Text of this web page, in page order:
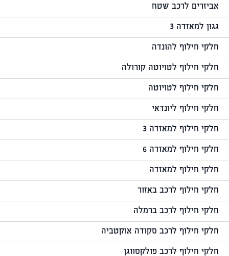
אביזרים לרכב שטח
גגון למאזדה 3
חלקי חילוף להונדה
חלקי חילוף לטויוטה קורולה
חלקי חילוף לטויוטה
חלקי חילוף ליונדאי
חלקי חילוף למאזדה 3
חלקי חילוף למאזדה 6
חלקי חילוף למאזדה
חלקי חילוף לרכב באזור
חלקי חילוף לרכב ברמלה
חלקי חילוף לרכב סקודה אוקטביה
חלקי חילוף לרכב פולקסווגן